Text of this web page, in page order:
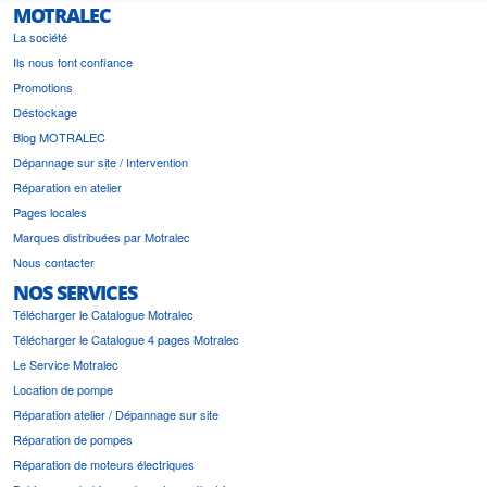
MOTRALEC
La société
Ils nous font confiance
Promotions
Déstockage
Blog MOTRALEC
Dépannage sur site / Intervention
Réparation en atelier
Pages locales
Marques distribuées par Motralec
Nous contacter
NOS SERVICES
Télécharger le Catalogue Motralec
Télécharger le Catalogue 4 pages Motralec
Le Service Motralec
Location de pompe
Réparation atelier / Dépannage sur site
Réparation de pompes
Réparation de moteurs électriques